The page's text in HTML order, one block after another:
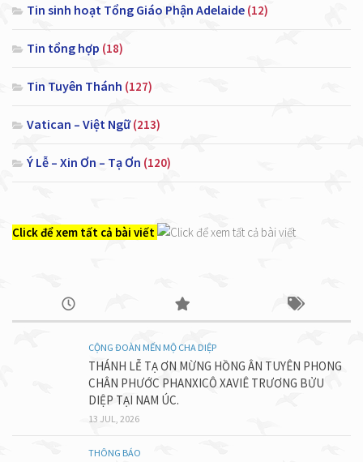
Tin sinh hoạt Tổng Giáo Phận Adelaide (12)
Tin tổng hợp (18)
Tin Tuyên Thánh (127)
Vatican – Việt Ngữ(213)
Ý Lễ – Xin Ơn – Tạ Ơn (120)
Click để xem tất cả bài viết
CỘNG ĐOÀN MẾN MỘ CHA DIỆP
THÁNH LỄ TẠ ƠN MỪNG HỒNG ÂN TUYÊN PHONG
CHÂN PHƯỚC PHANXICÔ XAVIÊ TRƯƠNG BỬU
DIỆP TẠI NAM ÚC.
13 JUL, 2026
THÔNG BÁO